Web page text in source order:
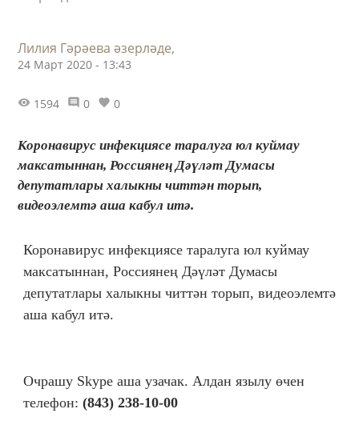
Лилия Гәрәева әзерләде,
24 Март 2020 - 13:43
1594 0 0
Коронавирус инфекциясе таралуга юл куймау
максатыннан, Россиянең Дәүләт Думасы
депутатлары халыкны читтән торып,
видеоэлемтә аша кабул итә.
Коронавирус инфекциясе таралуга юл куймау
максатыннан, Россиянең Дәүләт Думасы
депутатлары халыкны читтән торып, видеоэлемтә
аша кабул итә.
Очрашу Skype аша узачак. Алдан язылу өчен
телефон: (843) 238-10-00